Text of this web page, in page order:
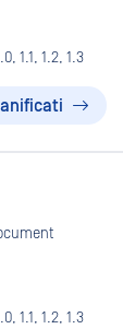
1.1, 1.2, 1.3
1.1, 1.2, 1.3